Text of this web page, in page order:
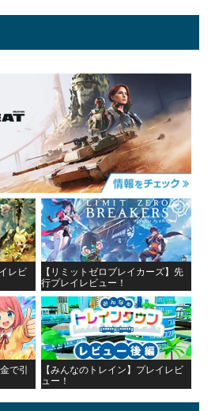
レビ
【リミットゼロブレイカーズ】先
行プレイレビュー！
で引
【みんなのトレイン】プレイレビ
ュー！